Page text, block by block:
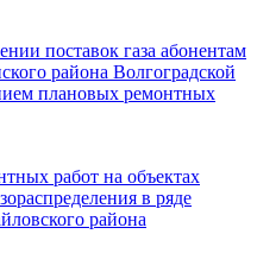
поставок газа абонентам
района Волгоградской
плановых ремонтных
работ на объектах
в ряде
района